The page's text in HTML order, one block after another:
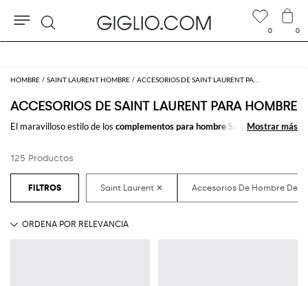
HOMBRE SAINT LAURENT HOMBRE
ACCESORIOS DE SAINT LAURENT PARA HOMBRE
El maravilloso estilo de los complementos para hombre Saint Laurent
cómodamente online, y crea cientos de looks combinandolos juntos.
Compra losaccesorios para hombre Saint Laurenten GIGLIO.COM
Mostrar más
Mostrar más
125 Productos
0 0
Buscar